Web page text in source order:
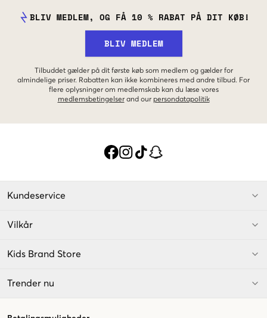
BLIV MEDLEM, OG FÅ 10 % RABAT PÅ DIT KØB!
BLIV MEDLEM
Tilbuddet gælder på dit første køb som medlem og gælder for
almindelige priser. Rabatten kan ikke kombineres med andre tilbud. For
flere oplysninger om medlemskab kan du læse vores
medlemsbetingelser and our persondatapolitik
Kundeservice
Vilkår
Kids Brand Store
Trender nu